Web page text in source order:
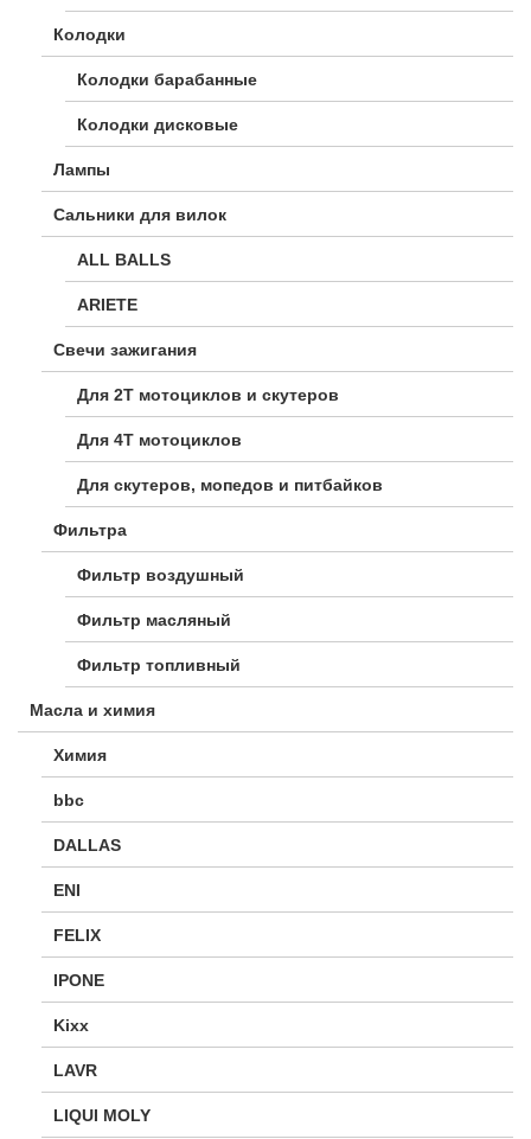
Колодки
Колодки барабанные
Колодки дисковые
Лампы
Сальники для вилок
ALL BALLS
ARIETE
Свечи зажигания
Для 2Т мотоциклов и скутеров
Для 4Т мотоциклов
Для скутеров, мопедов и питбайков
Фильтра
Фильтр воздушный
Фильтр масляный
Фильтр топливный
Масла и химия
Химия
bbc
DALLAS
ENI
FELIX
IPONE
Kixx
LAVR
LIQUI MOLY